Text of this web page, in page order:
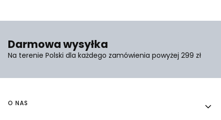
Darmowa wysyłka
Na terenie Polski dla każdego zamówienia powyżej 299 zł
Linki w stopce
O NAS